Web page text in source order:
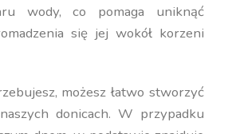
wody, co pomaga uniknąć
się jej wokół korzeni
możesz łatwo stworzyć
donicach. W przypadku